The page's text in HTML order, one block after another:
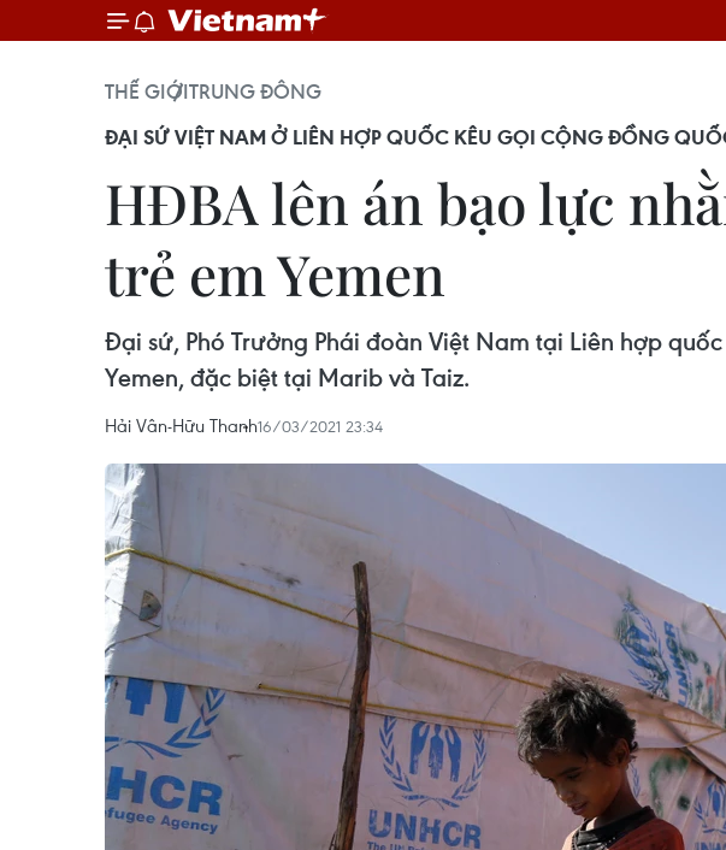
THẾ GIỚITRUNG ĐÔNG
ĐẠI SỨ VIỆT NAM Ở LIÊN HỢP QUỐC KÊU GỌI CỘNG ĐỒNG
HĐBA lên án bạo lực
trẻ em Yemen
Đại sứ, Phó Trưởng Phái đoàn Việt Nam tại Liên hợp
Yemen, đặc biệt tại Marib và Taiz.
Hải Vân-Hữu Thanh16/03/2021 23:34